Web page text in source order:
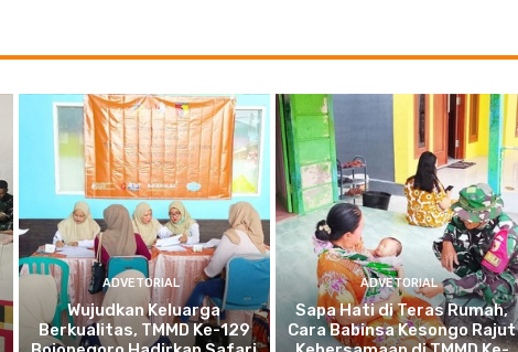
ADVETORIAL
Wujudkan Keluarga
Berkualitas, TMMD Ke-129
ADVETORIAL
Sapa Hati di Teras Rumah,
Cara Babinsa Kesongo Rajut